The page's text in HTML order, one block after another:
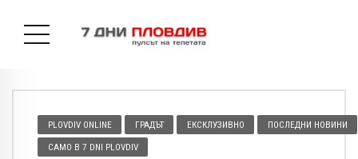
PLOVDIV ONLINE ГРАДЪТ ЕКСКЛУЗИВНО ПОСЛЕДНИ НОВИНИ
САМО В 7 DNI PLOVDIV